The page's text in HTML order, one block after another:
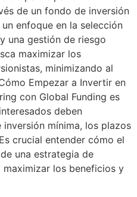
de un fondo de inversión
enfoque en la selección
una gestión de riesgo
maximizar los
minimizando al
Empezar a Invertir en
con Global Funding es
deben
mínima, los plazos
crucial entender cómo el
una estrategia de
los beneficios y